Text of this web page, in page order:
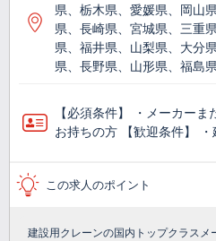
県、栃木県、愛媛県、岡山
県、長崎県、宮城県、三重
県、福井県、山梨県、大分
県、長野県、山形県、福島
【必須条件】 ・メーカー
お持ちの方 【歓迎条件】
この求人のポイント
建設用クレーンの国内トップクラスメ